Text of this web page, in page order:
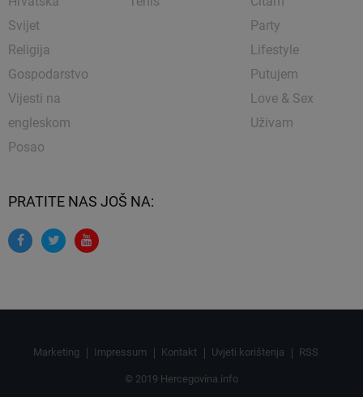
Svijet
Religija
Gospodarstvo
Vijesti na
engleskom
Posao
Party
Lifestyle
Putujem
Love & Sex
Uživam
PRATITE NAS JOŠ NA:
Marketing Impressum Kontakt Uvjeti korištenja RSS
© 2019 Hercegovina.info